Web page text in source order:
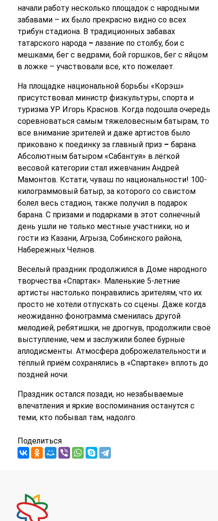
начали работу несколько площадок с народными
забавами – их было прекрасно видно со всех
трибун стадиона. В традиционных забавах
татарского народа– лазание по столбу, бои с
мешками, бег с ведрами, бой горшков, бег с яйцом
в ложке – участвовали все, кто пожелает.
На площадке национальной борьбы «Корэш»
присутствовал министр физкультуры, спорта и
туризма УР Игорь Краснов. Когда подошла очередь
соревноваться самым тяжеловесным батырам, то
все внимание зрителей и даже артистов было
приковано к поединку за главный приз – барана.
Абсолютным батыром «Сабантуя» в лёгкой
весовой категории стал ижевчанин Андрей
Мамонтов. Кстати, чуваш по национальности! 100-
килограммовый батыр, за которого со свистом
болел весь стадион, также получил в подарок
барана. С призами и подарками в этот солнечный
день ушли не только местные участники, но и
гости из Казани, Агрыза, Собинского района,
Набережных Челнов.
Веселый праздник продолжился в Доме народного
творчества «Спартак». Маленькие 5-летние
артисты настолько понравились зрителям, что их
просто не хотели отпускать со сцены. Даже когда
неожиданно фонограмма сменилась другой
мелодией, ребятишки, не дрогнув, продолжили своё
выступление, чем и заслужили более бурные
аплодисменты. Атмосфера доброжелательности и
тёплый приём сохранялись в «Спартаке» вплоть до
поздней ночи.
Праздник остался позади, но незабываемые
впечатления и яркие воспоминания останутся с
теми, кто побывал там, надолго.
Поделиться